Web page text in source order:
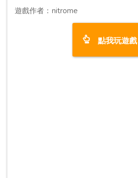
遊戲作者：nitrome
點我玩遊戲